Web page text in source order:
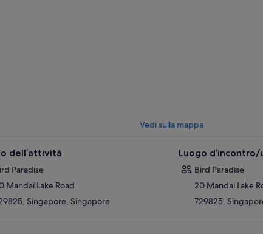
Vedi sulla mappa
dell’attività
Paradise
Mandai Lake Road
Singapore, Singapore
Luogo
Bird Paradise
20 Mandai Lake
729825,